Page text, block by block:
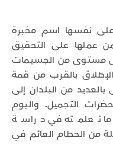
على نفسها اسم مخبرة
عملها على التحقيق
مستوى من الجسيمات
بالقرب من قمة
من البلدان إلى
التجميل. واليوم
ما تعلمته في دراسة
من الحطام العائم في